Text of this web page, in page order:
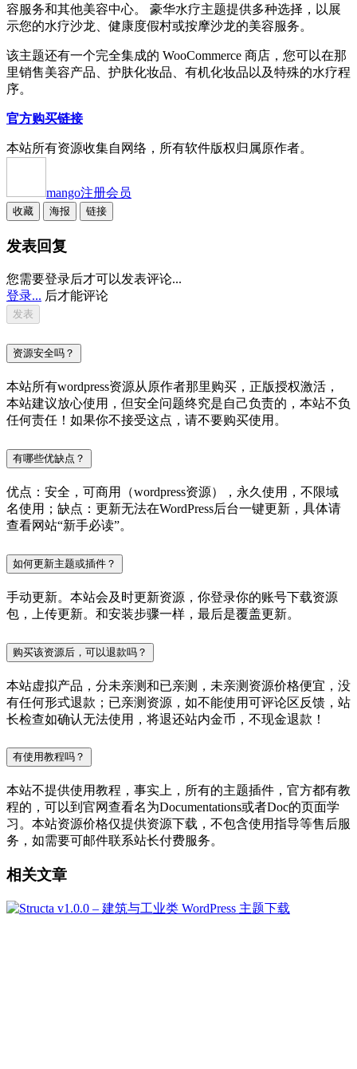
容服务和其他美容中心。 豪华水疗主题提供多种选择，以展
示您的水疗沙龙、健康度假村或按摩沙龙的美容服务。
该主题还有一个完全集成的 WooCommerce 商店，您可以在那
里销售美容产品、护肤化妆品、有机化妆品以及特殊的水疗程
序。
官方购买链接
本站所有资源收集自网络，所有软件版权归属原作者。
mango注册会员
收藏 海报 链接
发表回复
您需要登录后才可以发表评论...
登录... 后才能评论
资源安全吗？
本站所有wordpress资源从原作者那里购买，正版授权激活，
本站建议放心使用，但安全问题终究是自己负责的，本站不负
任何责任！如果你不接受这点，请不要购买使用。
有哪些优缺点？
优点：安全，可商用（wordpress资源），永久使用，不限域
名使用；缺点：更新无法在WordPress后台一键更新，具体请
查看网站“新手必读”。
如何更新主题或插件？
手动更新。本站会及时更新资源，你登录你的账号下载资源
包，上传更新。和安装步骤一样，最后是覆盖更新。
购买该资源后，可以退款吗？
本站虚拟产品，分未亲测和已亲测，未亲测资源价格便宜，没
有任何形式退款；已亲测资源，如不能使用可评论区反馈，站
长检查如确认无法使用，将退还站内金币，不现金退款！
有使用教程吗？
本站不提供使用教程，事实上，所有的主题插件，官方都有教
程的，可以到官网查看名为Documentations或者Doc的页面学
习。本站资源价格仅提供资源下载，不包含使用指导等售后服
务，如需要可邮件联系站长付费服务。
相关文章